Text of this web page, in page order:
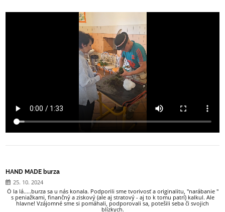
HAND MADE burza
25. 10. 2024
Ó la lá.....burza sa u nás konala. Podporili sme tvorivosť a originalitu, "narábanie "
s peniažkami, finančný a ziskový (ale aj stratový - aj to k tomu patrí) kalkul. Ale
hlavne! Vzájomné sme si pomáhali, podporovali sa, potešili seba či svojich
blízkych.